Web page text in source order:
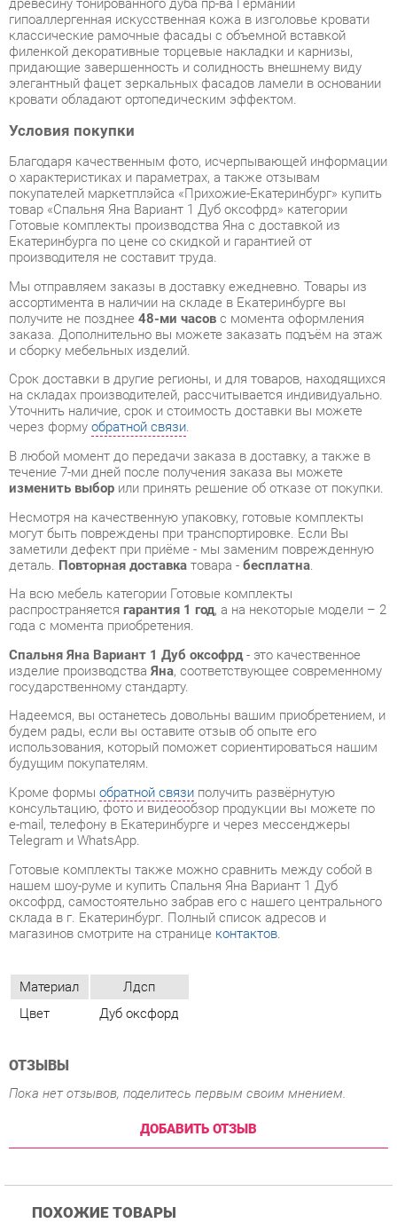
элегантный фацет зеркальных фасадов ламели в основании
кровати обладают ортопедическим эффектом.
Условия покупки
Благодаря качественным фото, исчерпывающей информации
о характеристиках и параметрах, а также отзывам
покупателей маркетплэйса «Прихожие-Екатеринбург» купить
товар «Спальня Яна Вариант 1 Дуб оксофрд» категории
Готовые комплекты производства Яна с доставкой из
Екатеринбурга по цене со скидкой и гарантией от
производителя не составит труда.
Мы отправляем заказы в доставку ежедневно. Товары из
ассортимента в наличии на складе в Екатеринбурге вы
получите не позднее48-ми часовс момента оформления
заказа. Дополнительно вы можете заказать подъём на этаж
Срок доставки в другие регионы, и для товаров, находящихся
на складах производителей, рассчитывается индивидуально.
Уточнить наличие, срок и стоимость доставки вы можете
через формуобратной связи.
В любой момент до передачи заказа в доставку, а также в
течение 7-ми дней после получения заказа вы можете
изменить выборили принять решение об отказе от покупки.
Несмотря на качественную упаковку, готовые комплекты
могут быть повреждены при транспортировке. Если Вы
заметили дефект при приёме - мы заменим поврежденную
деталь.Повторная доставкатовара -бесплатна.
распространяетсягарантия 1 год, а на некоторые модели – 2
года с момента приобретения.
Спальня Яна Вариант 1 Дуб оксофрд - это качественное
государственному стандарту.
Надеемся, вы останетесь довольны вашим приобретением, и
использования, который поможет сориентироваться нашим
будущим покупателям.
Кроме формы обратной связи
консультацию, фото и видеообзор продукции вы можете по
e-mail, телефону в Екатеринбурге и через мессенджеры
Telegram и WhatsApp.
Готовые комплекты также можно сравнить между собой в
нашем шоу-руме и купить Спальня Яна Вариант 1 Дуб
оксофрд, самостоятельно забрав его с нашего центрального
склада в г. Екатеринбург. Полный список адресов и
магазинов смотрите на страницеконтактов.
Материал
Лдсп
Цвет
Дуб оксфорд
Пока нет отзывов, поделитесь первым своим мнением.
ДОБАВИТЬ ОТЗЫВ
ПОХОЖИЕ ТОВАРЫ